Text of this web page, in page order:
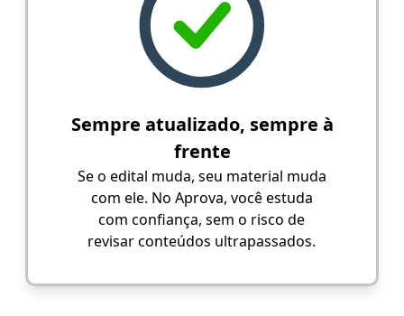
Sempre atualizado, sempre à
frente
Se o edital muda, seu material muda
com ele. No Aprova, você estuda
com confiança, sem o risco de
revisar conteúdos ultrapassados.